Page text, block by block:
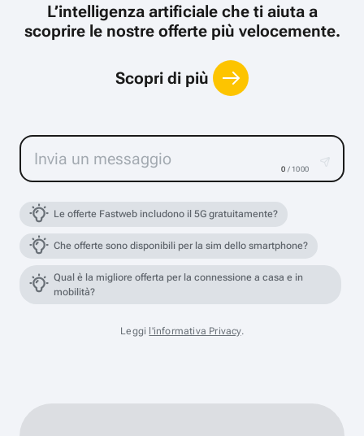
L’intelligenza artificiale che ti aiuta a
scoprire le nostre offerte più velocemente.
Scopri di più
0 / 1000
Le offerte Fastweb includono il 5G gratuitamente?
Che offerte sono disponibili per la sim dello smartphone?
Qual è la migliore offerta per la connessione a casa e in
mobilità?
Leggi l'informativa Privacy.